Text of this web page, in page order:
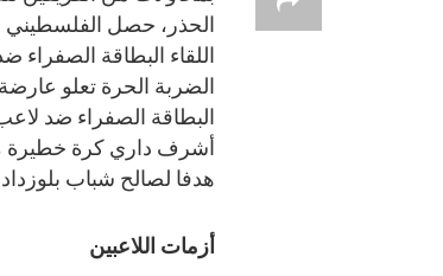
الحذر، حصل الفلسطيني
اللقاء البطاقة
الضربة الحرة تعلو
البطاقة الصفراء ضد
هدفا لصالح شباب بلوزداد
أزمات اللاعبين